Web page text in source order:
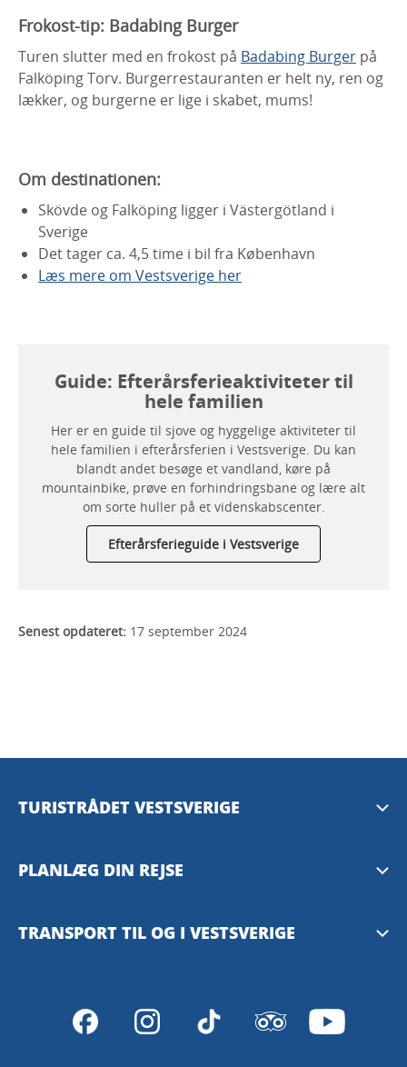
Frokost-tip: Badabing Burger
Turen slutter med en frokost på Badabing Burger på
Falköping Torv. Burgerrestauranten er helt ny, ren og
lækker, og burgerne er lige i skabet, mums!
Om destinationen:
Skövde og Falköping ligger i Västergötland i
Sverige
Det tager ca. 4,5 time i bil fra København
Læs mere om Vestsverige her
Guide: Efterårsferieaktiviteter til
hele familien
Her er en guide til sjove og hyggelige aktiviteter til
hele familien i efterårsferien i Vestsverige. Du kan
blandt andet besøge et vandland, køre på
mountainbike, prøve en forhindringsbane og lære alt
om sorte huller på et videnskabscenter.
Efterårsferieguide i Vestsverige
Senest opdateret: 17 september 2024
TURISTRÅDET VESTSVERIGE
Mediebank
PLANLÆG DIN REJSE
Tilgængelighedsguide – TD
VisitSweden
TRANSPORT TIL OG I VESTSVERIGE
SJ – med tog